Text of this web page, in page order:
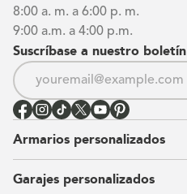
8:00 a. m. a 6:00 p. m.
9:00 a.m. a 4:00 p.m.
Suscríbase a nuestro boletín
Armarios personalizados
Vestidores
Garajes personalizados